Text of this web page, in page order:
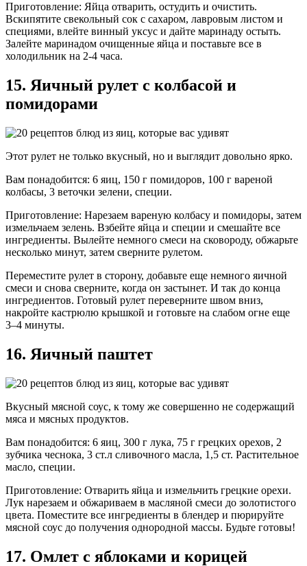
Приготовление: Яйца отварить, остудить и очистить.
Вскипятите свекольный сок с сахаром, лавровым листом и
специями, влейте винный уксус и дайте маринаду остыть.
Залейте маринадом очищенные яйца и поставьте все в
холодильник на 2-4 часа.
15. Яичный рулет с колбасой и
помидорами
Этот рулет не только вкусный, но и выглядит довольно ярко.
Вам понадобится: 6 яиц, 150 г помидоров, 100 г вареной
колбасы, 3 веточки зелени, специи.
Приготовление: Нарезаем вареную колбасу и помидоры, затем
измельчаем зелень. Взбейте яйца и специи и смешайте все
ингредиенты. Вылейте немного смеси на сковороду, обжарьте
несколько минут, затем сверните рулетом.
Переместите рулет в сторону, добавьте еще немного яичной
смеси и снова сверните, когда он застынет. И так до конца
ингредиентов. Готовый рулет переверните швом вниз,
накройте кастрюлю крышкой и готовьте на слабом огне еще
3–4 минуты.
16. Яичный паштет
Вкусный мясной соус, к тому же совершенно не содержащий
мяса и мясных продуктов.
Вам понадобится: 6 яиц, 300 г лука, 75 г грецких орехов, 2
зубчика чеснока, 3 ст.л сливочного масла, 1,5 ст. Растительное
масло, специи.
Приготовление: Отварить яйца и измельчить грецкие орехи.
Лук нарезаем и обжариваем в масляной смеси до золотистого
цвета. Поместите все ингредиенты в блендер и пюрируйте
мясной соус до получения однородной массы. Будьте готовы!
17. Омлет с яблоками и корицей